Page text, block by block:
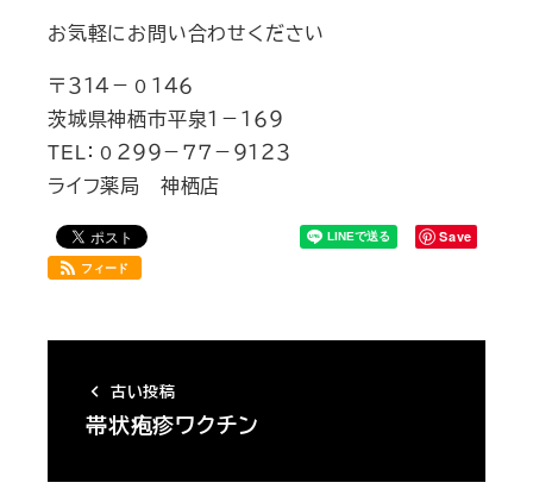
お気軽にお問い合わせください
〒３１４－０１４６
茨城県神栖市平泉１－１６９
TEL：０２９９－７７－９１２３
ライフ薬局 神栖店
Save
フィード
古い投稿
帯状疱疹ワクチン